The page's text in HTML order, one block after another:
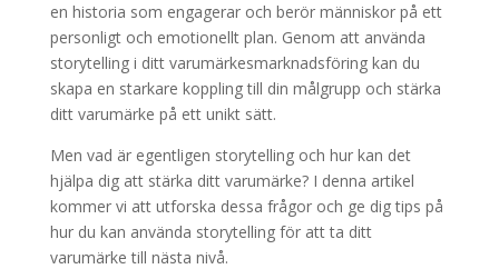
en historia som engagerar och berör människor på ett
personligt och emotionellt plan. Genom att använda
storytelling i ditt varumärkesmarknadsföring kan du
skapa en starkare koppling till din målgrupp och stärka
ditt varumärke på ett unikt sätt.
Men vad är egentligen storytelling och hur kan det
hjälpa dig att stärka ditt varumärke? I denna artikel
kommer vi att utforska dessa frågor och ge dig tips på
hur du kan använda storytelling för att ta ditt
varumärke till nästa nivå.